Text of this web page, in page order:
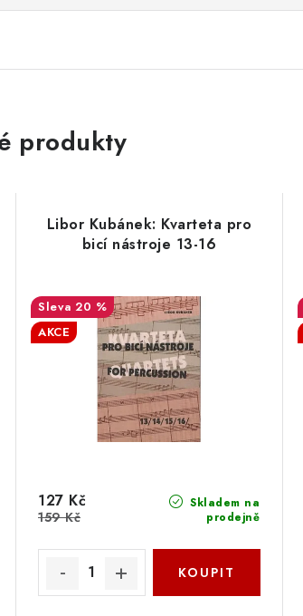
produkty
Libor Kubánek: Kvarteta pro
bicí nástroje 13-16
20 %
AKCE
Skladem na
prodejně
127 Kč
159 Kč